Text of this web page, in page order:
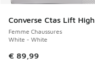
Converse Ctas Lift High
Femme Chaussures
White - White
€ 89,99